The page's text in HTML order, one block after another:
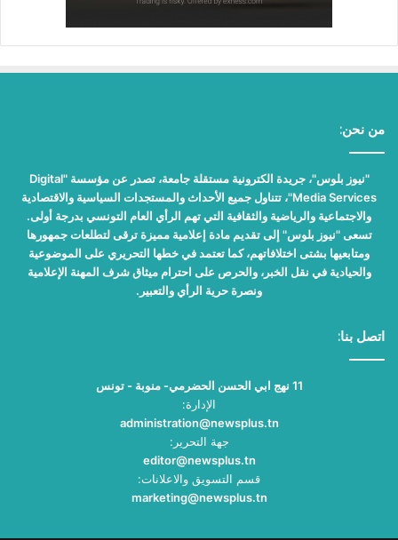
من نحن:
"نيوز بلوس"، جريدة الكترونية مستقلة جامعة، تصدر عن مؤسسة "Digital
Media Services"، تتناول جميع الأحداث والمستجدات السياسية والاقتصادية
والاجتماعية والرياضية والثقافية التي تهم الرأي العام التونسي بدرجة أولى.
تسعى "نيوز بلوس" إلى تقديم مادة إعلامية مميزة ترقى لتطلعات جمهورها
ومتابعيها بشتى اختلافاتهم، كما تعتمد في خطها التحريري على الموضوعية
والحيادية في نقل الخبر، والحرص على احترام ميثاق شرف المهنة الإعلامية
ونصرة حرية الرأي والتعبير.
اتصل بنا:
11 نهج ابي الحسن الحضرمي- منوبة - تونس
الإدارة:
administration@newsplus.tn
جهة التحرير:
editor@newsplus.tn
قسم التسويق والاعلانات:
marketing@newsplus.tn